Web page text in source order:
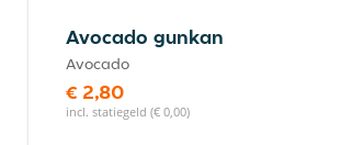
Avocado gunkan
Avocado
€ 2,80
incl. statiegeld (€ 0,00)